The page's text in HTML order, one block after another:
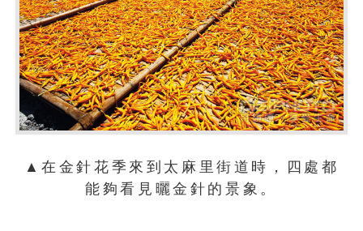
▲在金針花季來到太麻里街道時，四處都
能夠看見曬金針的景象。